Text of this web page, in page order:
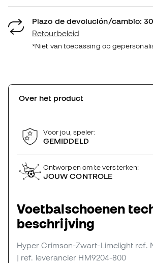
Plazo de devolución/cambio:
Retourbeleid
*Niet van toepassing op
Over het product
Voor jou, speler:
GEMIDDELD
Ontworpen om te versterken:
JOUW CONTROLE
Voetbalschoenen
beschrijving
Hyper Crimson-Zwart-Limelight ref.
| ref. leverancier HM9204-800